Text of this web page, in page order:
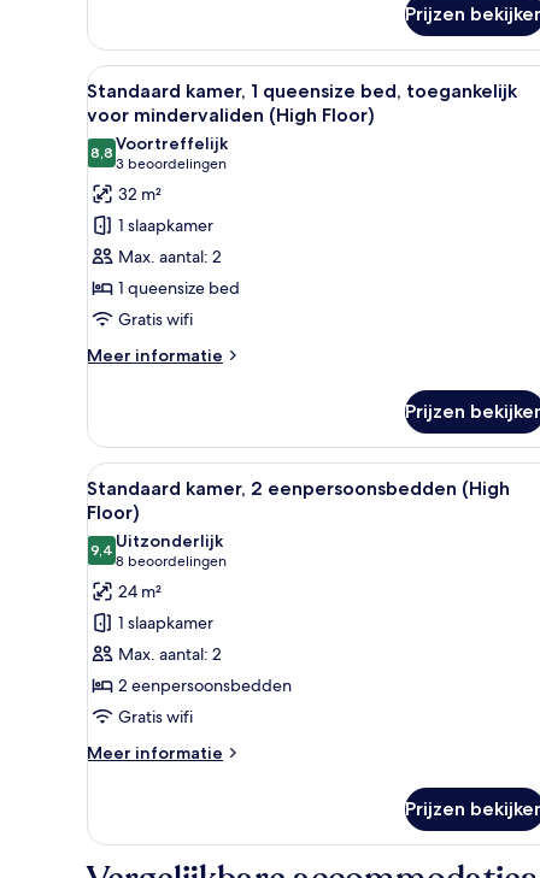
2
queensize
bedden
(Free
Breakfast)
Prijzen
Alle
foto's
voor
Standaard
kamer,
queensize
bed,
toegankelijk
voor
mindervaliden
laden
Hotelkamer met een bed,
10
Standaard kamer, 1 queensize bed, toegankelijk
voor mindervaliden (High Floor)
8,88,8 van 10
Voortreffelijk
3 beoordelingen
(3
beoordelingen)
32 m²
1 slaapkamer
Max. aantal: 2
1 queensize bed
Gratis wifi
Meer informatie
Meer
kamer,
queensize
bed,
toegankelijk
voor
mindervaliden
(High
Floor)
Prijzen
Alle
foto's
voor
Standaard
kamer,
2
eenpersoonsbedden
(High
Floor)
laden
Een hotelkamer met twee
7
Standaard kamer, 2 eenpersoonsbedden (High
Floor)
9,49,4 van 10
Uitzonderlijk
8 beoordelingen
(8
beoordelingen)
24 m²
1 slaapkamer
Max. aantal: 2
2 eenpersoonsbedden
Gratis wifi
Meer informatie
Meer
kamer,
Prijzen